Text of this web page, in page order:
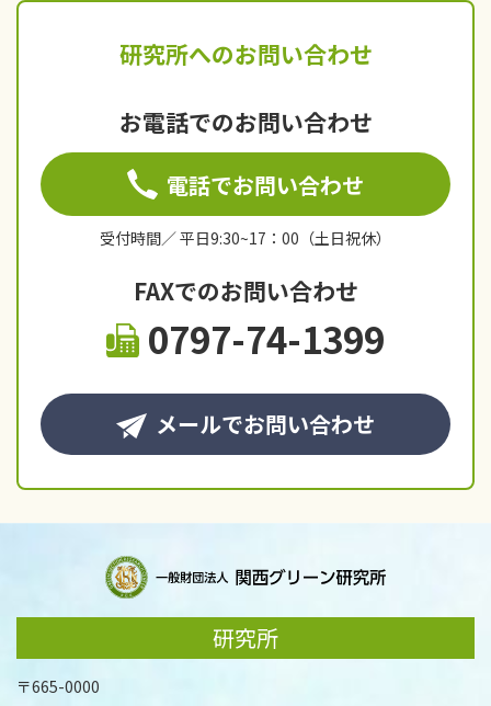
研究所へのお問い合わせ
お電話でのお問い合わせ
電話でお問い合わせ
受付時間／ 平日9:30~17：00（土日祝休）
FAXでのお問い合わせ
0797-74-1399
メールでお問い合わせ
研究所
〒665-0000